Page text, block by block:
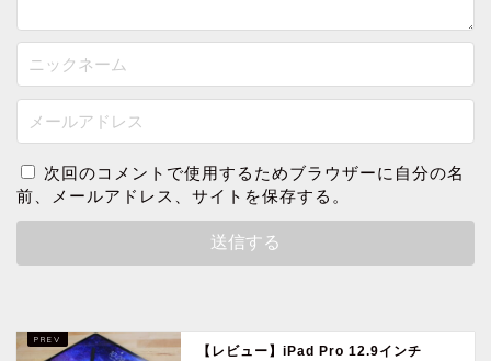
次回のコメントで使用するためブラウザーに自分の名
前、メールアドレス、サイトを保存する。
【レビュー】iPad Pro 12.9インチ